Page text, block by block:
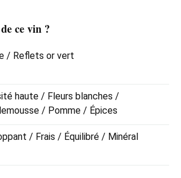
ce vin ?
/ Reflets or vert
haute / Fleurs blanches /
/ Pomme / Épices
/ Frais / Équilibré / Minéral